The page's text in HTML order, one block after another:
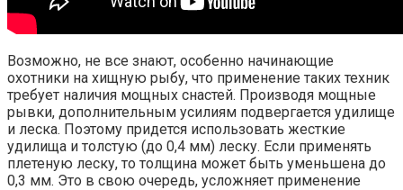
Возможно, не все знают, особенно начинающие
охотники на хищную рыбу, что применение таких техник
требует наличия мощных снастей. Производя мощные
рывки, дополнительным усилиям подвергается удилище
и леска. Поэтому придется использовать жесткие
удилища и толстую (до 0,4 мм) леску. Если применять
плетеную леску, то толщина может быть уменьшена до
0,3 мм. Это в свою очередь, усложняет применение